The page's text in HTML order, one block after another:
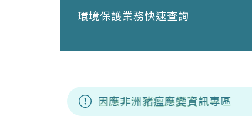
環境保護業務快速查詢
因應非洲豬瘟應變資訊專區